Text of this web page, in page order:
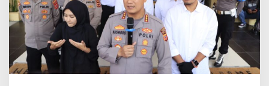
a
y
u
d
a
r